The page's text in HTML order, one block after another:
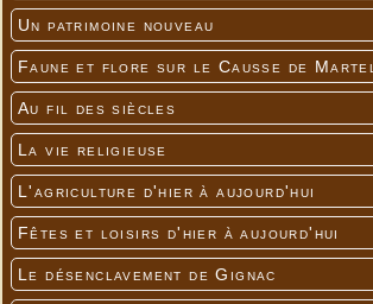
Un patrimoine nouveau
Faune et flore sur le Causse de Martel
Au fil des siècles
La vie religieuse
L'agriculture d'hier à aujourd'hui
Fêtes et loisirs d'hier à aujourd'hui
Le désenclavement de Gignac